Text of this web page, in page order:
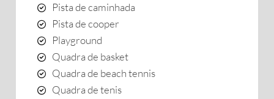
Pista de caminhada
Pista de cooper
Playground
Quadra de basket
Quadra de beach tennis
Quadra de tenis